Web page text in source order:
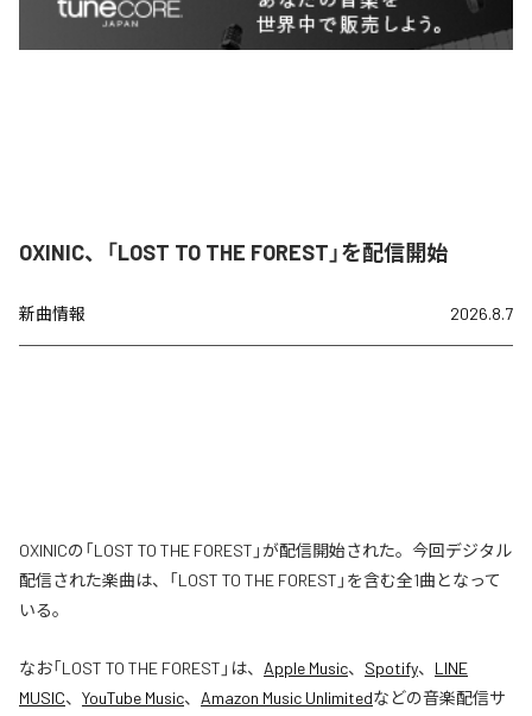
OXINIC、「LOST TO THE FOREST」を配信開始
新曲情報 2026.8.7
OXINICの「LOST TO THE FOREST」が配信開始された。今回デジタル
配信された楽曲は、「LOST TO THE FOREST」を含む全1曲となって
いる。
なお「LOST TO THE FOREST 」は、 Apple Music、 Spotify、 LINE
MUSIC、 YouTube Music、 Amazon Music Unlimitedなどの音楽配信サ